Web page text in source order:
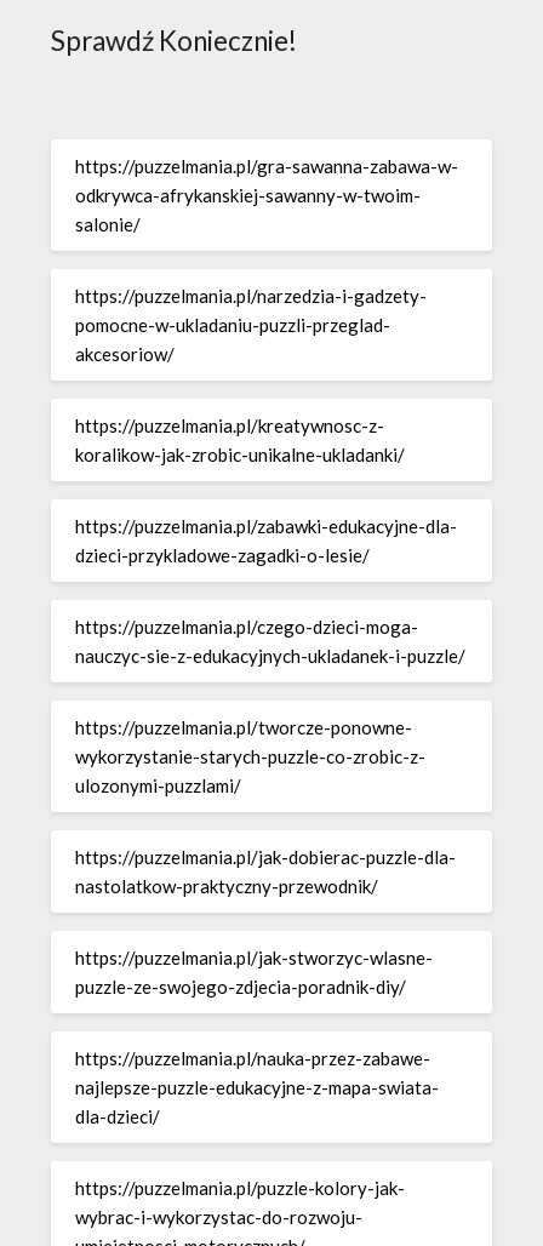
Sprawdź Koniecznie!
https://puzzelmania.pl/gra-sawanna-zabawa-w-
odkrywca-afrykanskiej-sawanny-w-twoim-
salonie/
https://puzzelmania.pl/narzedzia-i-gadzety-
pomocne-w-ukladaniu-puzzli-przeglad-
akcesoriow/
https://puzzelmania.pl/kreatywnosc-z-
koralikow-jak-zrobic-unikalne-ukladanki/
https://puzzelmania.pl/zabawki-edukacyjne-dla-
dzieci-przykladowe-zagadki-o-lesie/
https://puzzelmania.pl/czego-dzieci-moga-
nauczyc-sie-z-edukacyjnych-ukladanek-i-puzzle/
https://puzzelmania.pl/tworcze-ponowne-
wykorzystanie-starych-puzzle-co-zrobic-z-
ulozonymi-puzzlami/
https://puzzelmania.pl/jak-dobierac-puzzle-dla-
nastolatkow-praktyczny-przewodnik/
https://puzzelmania.pl/jak-stworzyc-wlasne-
puzzle-ze-swojego-zdjecia-poradnik-diy/
https://puzzelmania.pl/nauka-przez-zabawe-
najlepsze-puzzle-edukacyjne-z-mapa-swiata-
dla-dzieci/
https://puzzelmania.pl/puzzle-kolory-jak-
wybrac-i-wykorzystac-do-rozwoju-